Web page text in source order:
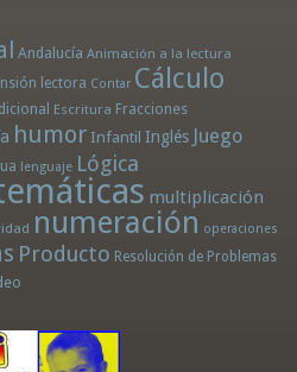
Andalucía Animación a la lectura
lectora Contar Cálculo
Escritura Fracciones
humor Infantil Inglés Juego
lenguaje Lógica
multiplicación
numeración operaciones
Producto Resolución de Problemas